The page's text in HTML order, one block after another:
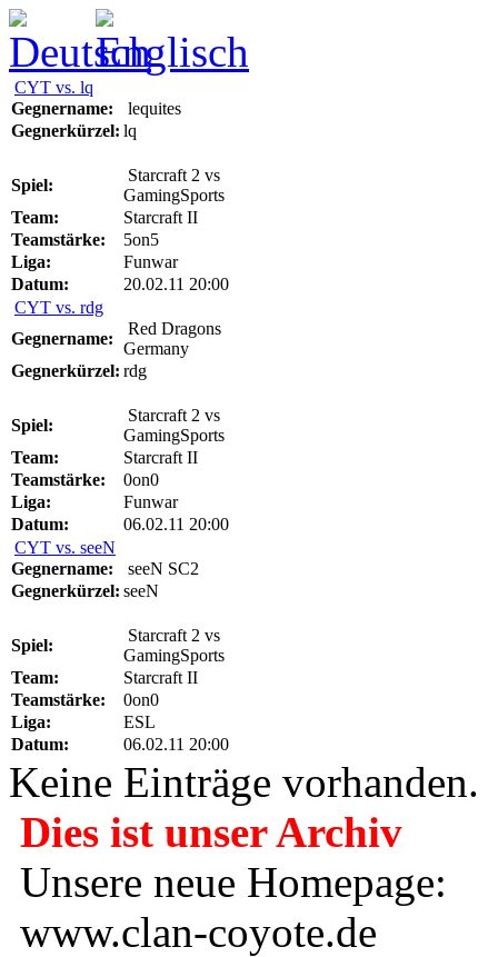
CYT vs. lq
Gegnername:
lequites
Gegnerkürzel: lq
Spiel:
Starcraft 2 vs
GamingSports
Team:
Starcraft II
Teamstärke:
5on5
Liga:
Funwar
Datum:
20.02.11 20:00
CYT vs. rdg
Gegnername:
Red Dragons
Germany
Gegnerkürzel: rdg
Spiel:
Starcraft 2 vs
GamingSports
Team:
Starcraft II
Teamstärke:
0on0
Liga:
Funwar
Datum:
06.02.11 20:00
CYT vs. seeN
Gegnername:
seeN SC2
Gegnerkürzel: seeN
Spiel:
Starcraft 2 vs
GamingSports
Team:
Starcraft II
Teamstärke:
0on0
Liga:
ESL
Datum:
06.02.11 20:00
Keine Einträge vorhanden.
Dies ist unser Archiv
Unsere neue Homepage:
www.clan-coyote.de